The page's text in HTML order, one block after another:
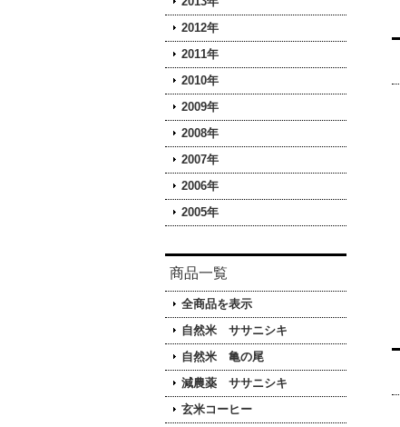
2012年
2011年
2010年
2009年
2008年
2007年
2006年
2005年
商品一覧
全商品を表示
自然米 ササニシキ
自然米 亀の尾
減農薬 ササニシキ
玄米コーヒー